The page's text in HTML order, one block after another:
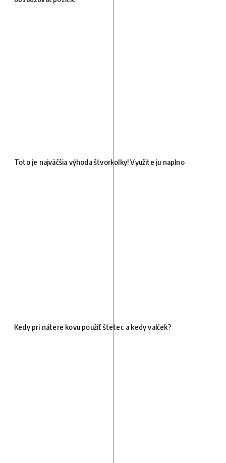
Toto je najväčšia výhoda štvorkolky! Využite ju naplno
Kedy pri nátere kovu použiť štetec a kedy valček?